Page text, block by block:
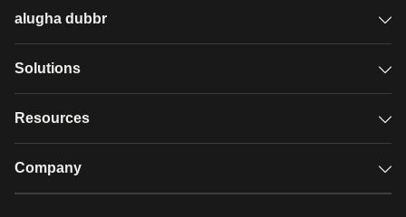
alugha dubbr
Overview
Glossary
Solutions
GDPR video hosting
Resources
Case studies
Company